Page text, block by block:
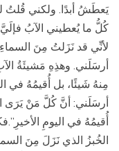
يَعطَشُ أبدًا. ولكني قُلتُ
كُلُّ ما يُعطيني الآبُ
لأنِّي قد نَزَلتُ مِنَ
أرسَلَني. وهذِهِ مَشيئَةُ
أرسَلَني: أنَّ كُلَّ مَنْ يَرَى
أُقيمُهُ في اليومِ
الخُبزُ الذي نَزَلَ مِنَ